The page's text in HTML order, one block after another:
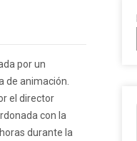
por un
de animación.
el director
con la
durante la